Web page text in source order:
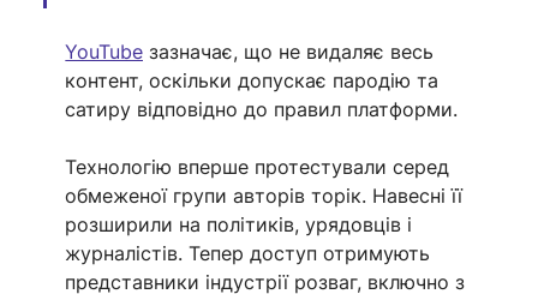
YouTube зазначає, що не видаляє весь
контент, оскільки допускає пародію та
сатиру відповідно до правил платформи.
Технологію вперше протестували серед
обмеженої групи авторів торік. Навесні її
розширили на політиків, урядовців і
журналістів. Тепер доступ отримують
представники індустрії розваг, включно з